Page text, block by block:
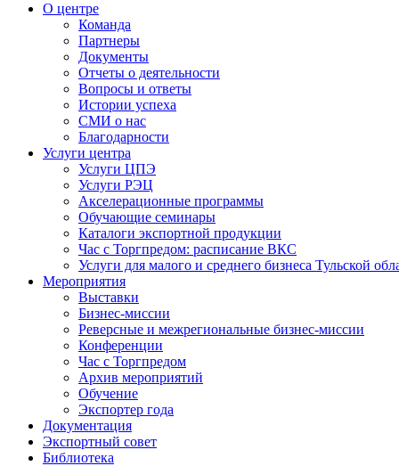
О центре
Команда
Партнеры
Документы
Отчеты о деятельности
Вопросы и ответы
Истории успеха
СМИ о нас
Благодарности
Услуги центра
Услуги ЦПЭ
Услуги РЭЦ
Акселерационные программы
Обучающие семинары
Каталоги экспортной продукции
Час с Торгпредом: расписание ВКС
Услуги для малого и среднего бизнеса Тульской
Мероприятия
Выставки
Бизнес-миссии
Реверсные и межрегиональные бизнес-миссии
Конференции
Час с Торгпредом
Архив мероприятий
Обучение
Экспортер года
Документация
Экспортный совет
Библиотека